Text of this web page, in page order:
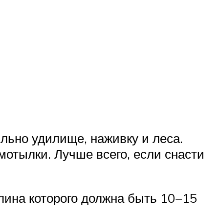
удилище, наживку и леса.
Лучше всего, если снасти
которого должна быть 10−15